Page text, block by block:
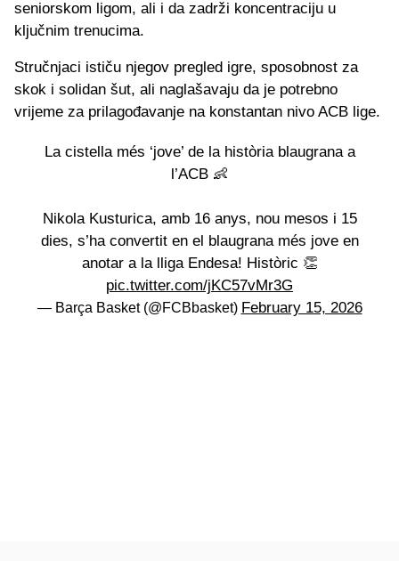
seniorskom ligom, ali i da zadrži koncentraciju u
ključnim trenucima.
Stručnjaci ističu njegov pregled igre, sposobnost za
skok i solidan šut, ali naglašavaju da je potrebno
vrijeme za prilagođavanje na konstantan nivo ACB lige.
La cistella més ‘jove’ de la història blaugrana a
l’ACB 👶
Nikola Kusturica, amb 16 anys, nou mesos i 15
dies, s’ha convertit en el blaugrana més jove en
anotar a la lliga Endesa! Històric 👏
pic.twitter.com/jKC57vMr3G
— Barça Basket (@FCBbasket) February 15, 2026